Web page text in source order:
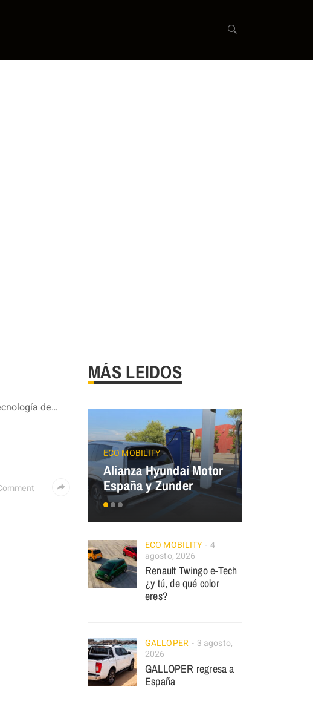
de…
MÁS LEIDOS
ECO MOBILITY
Alianza Hyundai Motor
España y Zunder
ECO MOBILITY
4
agosto, 2026
Renault Twingo e-Tech
¿y tú, de qué color
eres?
GALLOPER
3 agosto,
2026
GALLOPER regresa a
España